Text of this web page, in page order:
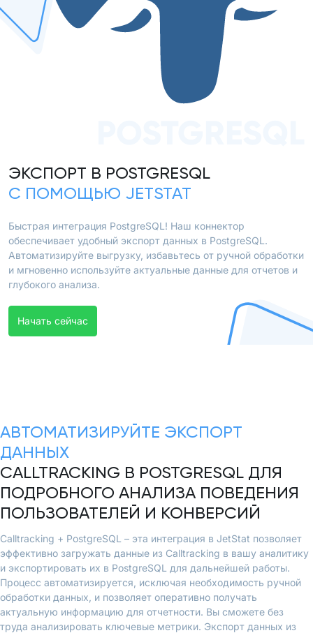
ЭКСПОРТ В POSTGRESQL
С ПОМОЩЬЮ JETSTAT
Быстрая интеграция PostgreSQL! Наш коннектор
обеспечивает удобный экспорт данных в PostgreSQL.
Автоматизируйте выгрузку, избавьтесь от ручной обработки
и мгновенно используйте актуальные данные для отчетов и
глубокого анализа.
Начать сейчас
АВТОМАТИЗИРУЙТЕ ЭКСПОРТ
ДАННЫХ
CALLTRACKING В POSTGRESQL ДЛЯ
ПОДРОБНОГО АНАЛИЗА ПОВЕДЕНИЯ
ПОЛЬЗОВАТЕЛЕЙ И КОНВЕРСИЙ
Calltracking + PostgreSQL – эта интеграция в JetStat позволяет
эффективно загружать данные из Calltracking в вашу аналитику
и экспортировать их в PostgreSQL для дальнейшей работы.
Процесс автоматизируется, исключая необходимость ручной
обработки данных, и позволяет оперативно получать
актуальную информацию для отчетности. Вы сможете без
труда анализировать ключевые метрики. Экспорт данных из